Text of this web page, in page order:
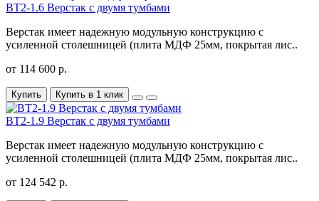
ВТ2-1.6 Верстак с двумя тумбами
Верстак имеет надежную модульную конструкцию с
усиленной столешницей (плита МДФ 25мм, покрытая лис..
от 114 600 р.
Купить Купить в 1 клик
ВТ2-1.9 Верстак с двумя тумбами
Верстак имеет надежную модульную конструкцию с
усиленной столешницей (плита МДФ 25мм, покрытая лис..
от 124 542 р.